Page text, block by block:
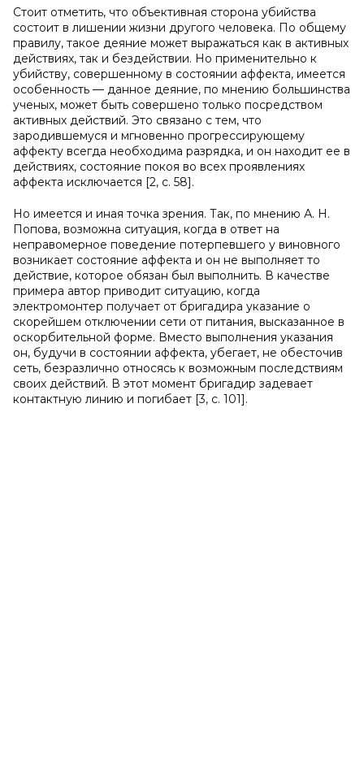
Стоит отметить, что объективная сторона убийства
состоит в лишении жизни другого человека. По общему
правилу, такое деяние может выражаться как в активных
действиях, так и бездействии. Но применительно к
убийству, совершенному в состоянии аффекта, имеется
особенность — данное деяние, по мнению большинства
ученых, может быть совершено только посредством
активных действий. Это связано с тем, что
зародившемуся и мгновенно прогрессирующему
аффекту всегда необходима разрядка, и он находит ее в
действиях, состояние покоя во всех проявлениях
аффекта исключается [2, с. 58].
Но имеется и иная точка зрения. Так, по мнению А. Н.
Попова, возможна ситуация, когда в ответ на
неправомерное поведение потерпевшего у виновного
возникает состояние аффекта и он не выполняет то
действие, которое обязан был выполнить. В качестве
примера автор приводит ситуацию, когда
электромонтер получает от бригадира указание о
скорейшем отключении сети от питания, высказанное в
оскорбительной форме. Вместо выполнения указания
он, будучи в состоянии аффекта, убегает, не обесточив
сеть, безразлично относясь к возможным последствиям
своих действий. В этот момент бригадир задевает
контактную линию и погибает [3, с. 101].